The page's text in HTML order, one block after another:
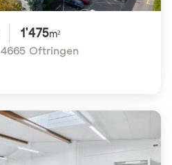
1'475m²
4665 Oftringen